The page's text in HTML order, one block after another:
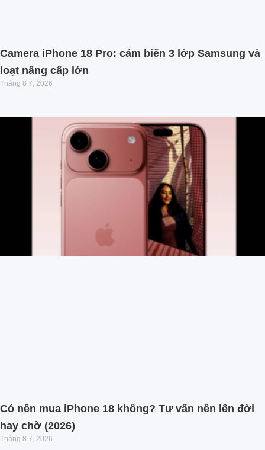
Camera iPhone 18 Pro: cảm biến 3 lớp Samsung và
loạt nâng cấp lớn
Tháng 8 7, 2026
Có nên mua iPhone 18 không? Tư vấn nên lên đời
hay chờ (2026)
Tháng 8 7, 2026